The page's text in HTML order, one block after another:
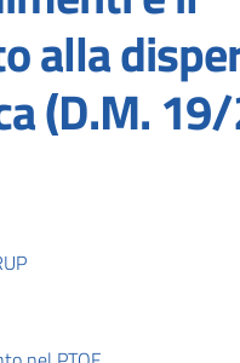
alla
(D.M.